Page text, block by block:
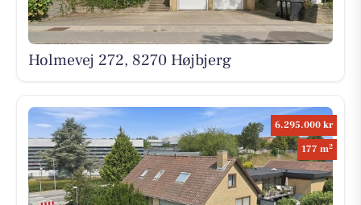
Holmevej 272, 8270 Højbjerg
6.295.000 kr
177 m2